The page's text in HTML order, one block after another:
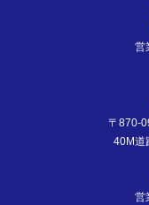
営
〒870-
40M道
営